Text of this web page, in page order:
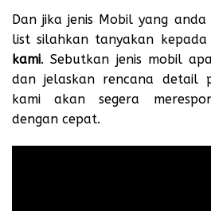
Dan jika jenis Mobil yang
list silahkan tanyakan
kami. Sebutkan jenis mobil
dan jelaskan rencana detail
kami akan segera
dengan cepat.